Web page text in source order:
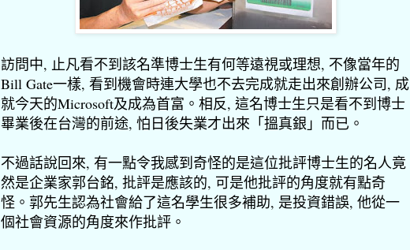
訪問中, 止凡看不到該名準博士生有何等遠視或理想, 不像當年的
Bill Gate一樣, 看到機會時連大學也不去完成就走出來創辦公司, 成
就今天的Microsoft及成為首富。相反, 這名博士生只是看不到博士
畢業後在台灣的前途, 怕日後失業才出來「搵真銀」而已。
不過話說回來, 有一點令我感到奇怪的是這位批評博士生的名人竟
然是企業家郭台銘, 批評是應該的, 可是他批評的角度就有點奇
怪。郭先生認為社會給了這名學生很多補助, 是投資錯誤, 他從一
個社會資源的角度來作批評。